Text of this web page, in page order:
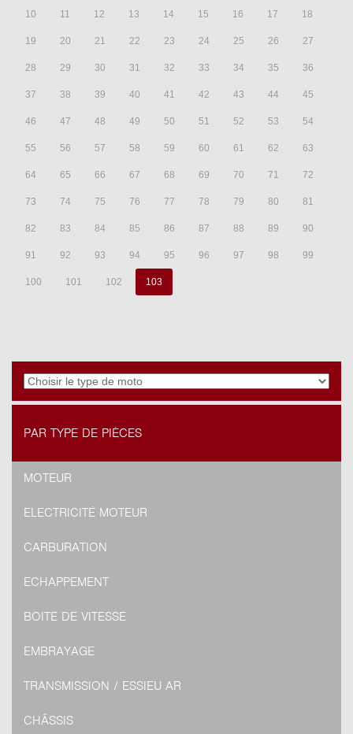
10 11 12 13 14 15 16 17 18
19 20 21 22 23 24 25 26 27
28 29 30 31 32 33 34 35 36
37 38 39 40 41 42 43 44 45
46 47 48 49 50 51 52 53 54
55 56 57 58 59 60 61 62 63
64 65 66 67 68 69 70 71 72
73 74 75 76 77 78 79 80 81
82 83 84 85 86 87 88 89 90
91 92 93 94 95 96 97 98 99
100 101 102 103
PAR TYPE DE PIÈCES
MOTEUR
ELECTRICITÉ MOTEUR
CARBURATION
ECHAPPEMENT
BOITE DE VITESSE
EMBRAYAGE
TRANSMISSION / ESSIEU AR
CHÂSSIS